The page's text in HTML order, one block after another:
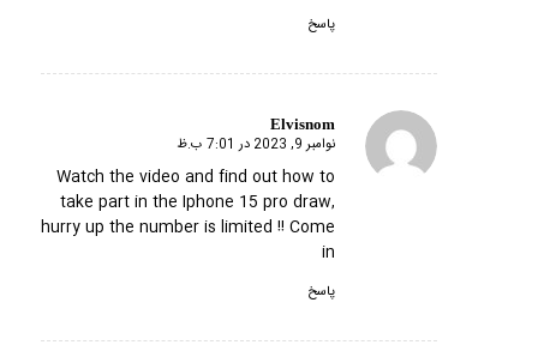
پاسخ
Elvisnom
گفته:
نوامبر 9, 2023 در 7:01 ب.ظ
Watch the video and find out how to
take part in the Iphone 15 pro draw,
hurry up the number is limited !!Come
in
پاسخ